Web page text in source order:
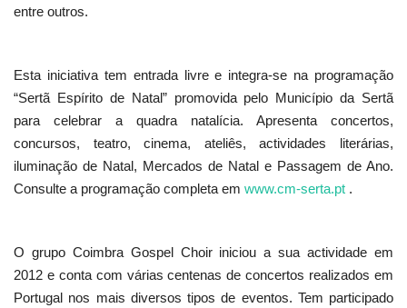
Ambiente
entre outros.
Esta iniciativa tem entrada livre e integra-se na programação
“Sertã Espírito de Natal” promovida pelo Município da Sertã
para celebrar a quadra natalícia. Apresenta concertos,
concursos, teatro, cinema, ateliês, actividades literárias,
iluminação de Natal, Mercados de Natal e Passagem de Ano.
Consulte a programação completa em www.cm-serta.pt .
O grupo Coimbra Gospel Choir iniciou a sua actividade em
2012 e conta com várias centenas de concertos realizados em
Portugal nos mais diversos tipos de eventos. Tem participado